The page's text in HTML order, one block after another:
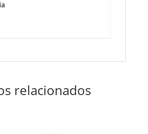
relacionados